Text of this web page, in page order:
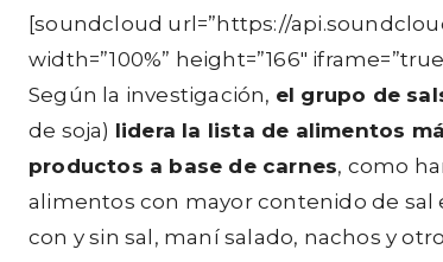
[soundcloud url=”https://
width=”100%” height=”166″
Según la investigación, el grupo de
de soja) lidera la lista de alimentos
productos a base de carnes, como
alimentos con mayor contenido de sal
con y sin sal, maní salado, nachos y